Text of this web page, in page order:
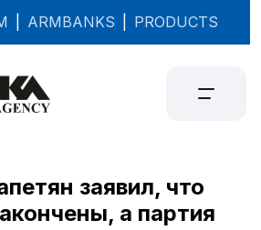
ARMBANKS PRODUCTS
заявил, что
а партия